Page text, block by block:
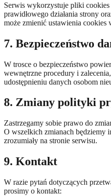
Serwis wykorzystuje pliki
prawidłowego działania strony
może zmienić ustawienia cookies
7. Bezpieczeństwo
W trosce o bezpieczeństwo
wewnętrzne procedury i
udostępnieniu danych osobom
8. Zmiany polityki
Zastrzegamy sobie prawo do
O wszelkich zmianach będziemy
zrozumiały na stronie serwisu.
9. Kontakt
W razie pytań dotyczących
prosimy o kontakt: